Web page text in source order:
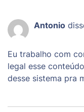
Antonio
Eu trabalho com
legal esse
desse sistema pra